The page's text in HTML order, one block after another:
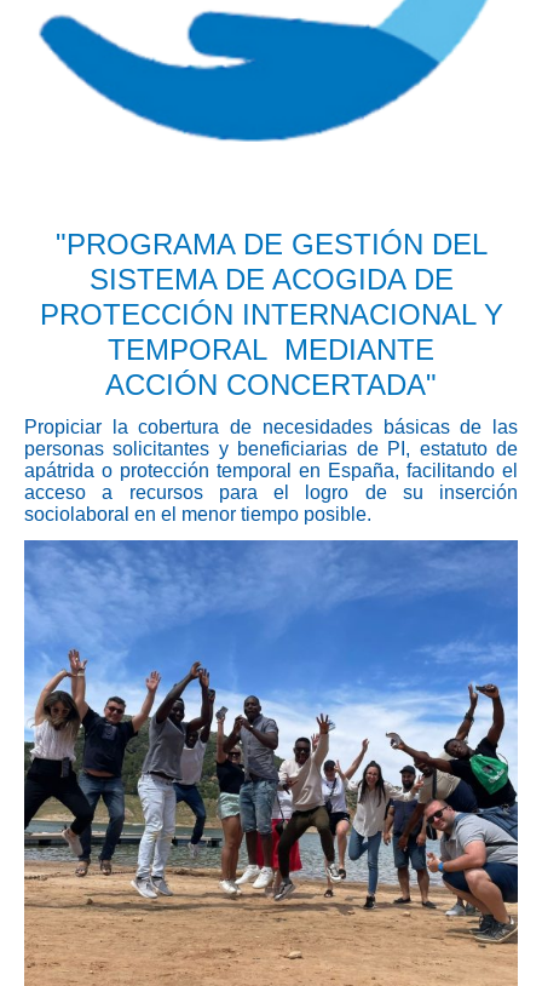
"PROGRAMA DE GESTIÓN DEL
SISTEMA DE ACOGIDA DE
PROTECCIÓN INTERNACIONAL Y
TEMPORAL MEDIANTE
ACCIÓN CONCERTADA"
Propiciar la cobertura de necesidades básicas de las
personas solicitantes y beneficiarias de PI, estatuto de
apátrida o protección temporal en España, facilitando el
acceso a recursos para el logro de su inserción
sociolaboral en el menor tiempo posible.